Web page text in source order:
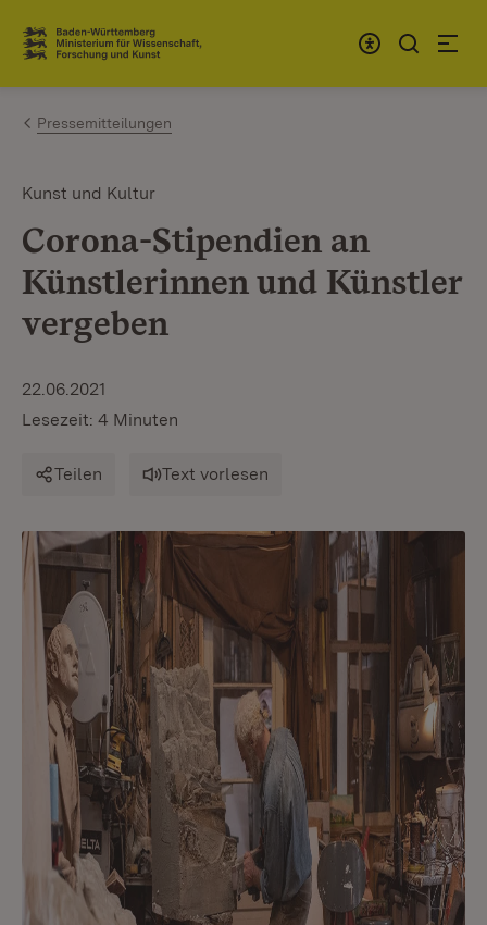
Zum Inhalt springen
Link zur Startseite
Pressemitteilungen
Kunst und Kultur
Corona-Stipendien an
Künstlerinnen und Künstler
vergeben
22.06.2021
Lesezeit: 4 Minuten
Teilen Text vorlesen